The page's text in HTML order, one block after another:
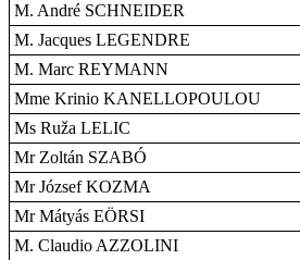
M. André SCHNEIDER
M. Jacques LEGENDRE
M. Marc REYMANN
Mme Krinio KANELLOPOULOU
Ms Ruža LELIC
Mr Zoltán SZABÓ
Mr József KOZMA
Mr Mátyás EÖRSI
M. Claudio AZZOLINI